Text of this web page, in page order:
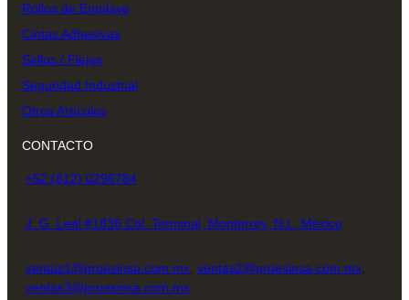
Rollos de Emplaye
Cintas Adhesivas
Sellos / Flejes
Seguridad Industrial
Otros Artículos
CONTACTO
+52 (812) 0296784
J. G. Leal #1836 Col. Terminal, Monterrey, N.L. México
ventas1@proesinsa.com.mx ventas2@proesinsa.com.mx
ventas3@proesinsa.com.mx